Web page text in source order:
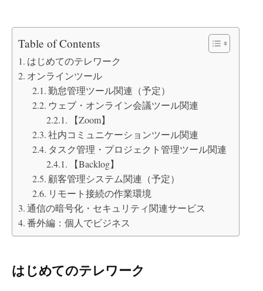
Table of Contents
はじめてのテレワーク
オンラインツール
勤怠管理ツール関連（予定）
ウェブ・オンライン会議ツール関連
【Zoom】
社内コミュニケーションツール関連
タスク管理・プロジェクト管理ツール関連
【Backlog】
顧客管理システム関連（予定）
リモート接続の作業環境
通信の暗号化・セキュリティ関連サービス
番外編：個人でビジネス
はじめてのテレワーク